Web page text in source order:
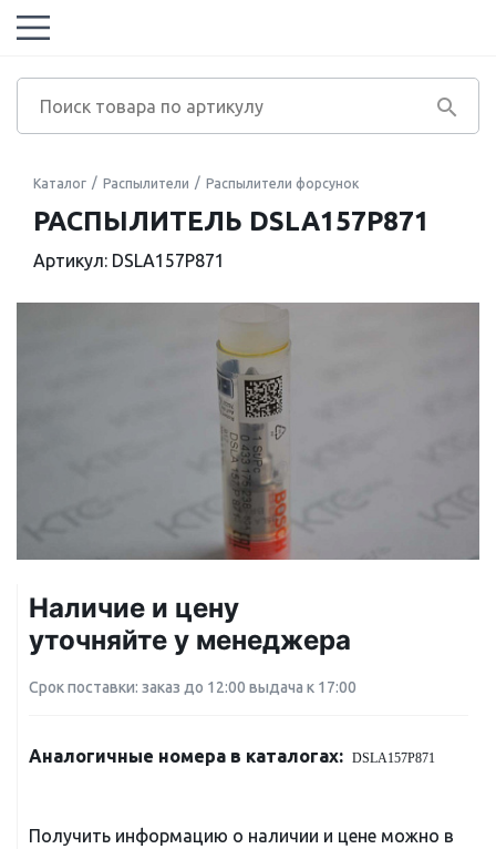
Каталог Распылители Распылители форсунок
РАСПЫЛИТЕЛЬ DSLA157P871
Артикул: DSLA157P871
Наличие и цену
уточняйте у менеджера
Срок поставки: заказ до 12:00 выдача к 17:00
Аналогичные номера в каталогах: DSLA157P871
Получить информацию о наличии и цене можно в